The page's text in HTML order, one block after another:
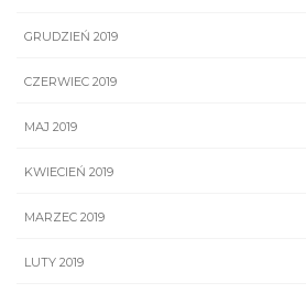
GRUDZIEŃ 2019
CZERWIEC 2019
MAJ 2019
KWIECIEŃ 2019
MARZEC 2019
LUTY 2019